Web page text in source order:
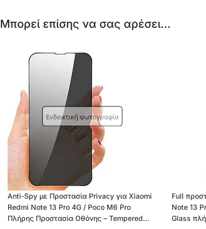
Μπορεί επίσης να σας αρέσει…
Ενδεικτική φωτογραφία
Anti-Spy με Προστασία Privacy για Xiaomi
Redmi Note 13 Pro 4G / Poco M6 Pro
Πλήρης Προστασία Οθόνης – Tempered
Full
Note 13
Glass